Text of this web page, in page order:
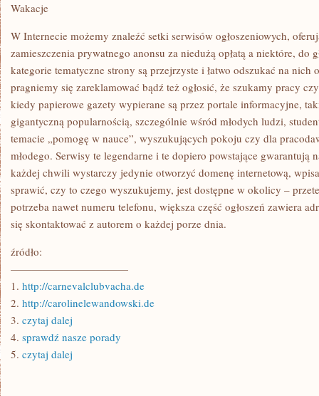
Wakacje
W Internecie możemy znaleźć setki serwisów ogłoszeniowych,
zamieszczenia prywatnego anonsu za niedużą opłatą a niektóre, do
kategorie tematyczne strony są przejrzyste i łatwo odszukać na nich
pragniemy się zareklamować bądź też ogłosić, że szukamy pracy
kiedy papierowe gazety wypierane są przez portale informacyjne,
gigantyczną popularnością, szczególnie wśród młodych ludzi,
temacie „pomogę w nauce”, wyszukujących pokoju czy dla
młodego. Serwisy te legendarne i te dopiero powstające gwarantują
każdej chwili wystarczy jedynie otworzyć domenę internetową,
sprawić, czy to czego wyszukujemy, jest dostępne w okolicy –
potrzeba nawet numeru telefonu, większa część ogłoszeń zawiera
się skontaktować z autorem o każdej porze dnia.
źródło:
———————————
1. http://carnevalclubvacha.de
2. http://carolinelewandowski.de
3. czytaj dalej
4. sprawdź nasze porady
5. czytaj dalej